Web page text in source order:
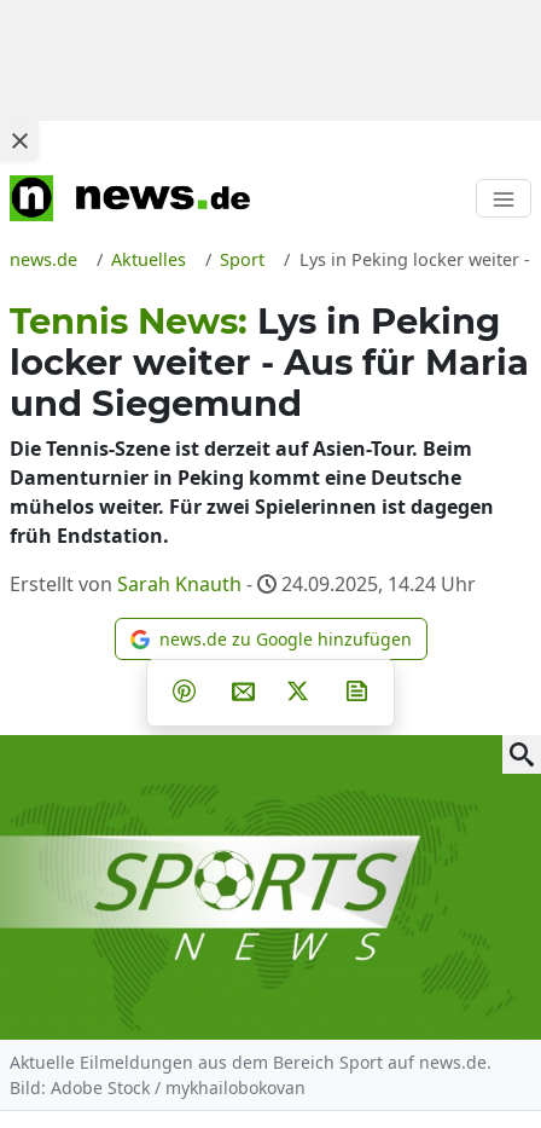
news.de Aktuelles Sport Lys in Peking locker weiter -
Tennis News: Lys in Peking
locker weiter - Aus für Maria
und Siegemund
Die Tennis-Szene ist derzeit auf Asien-Tour. Beim
Damenturnier in Peking kommt eine Deutsche
mühelos weiter. Für zwei Spielerinnen ist dagegen
früh Endstation.
Erstellt von Sarah Knauth - 24.09.2025, 14.24 Uhr
news.de zu Google
news.de zu Google hinzufügen
Teilen auf Facebook
Teilen auf Whatsapp
Teilen auf Telegram
Teilen auf Pinterest
Per E-Mail teilen
Post auf X
Aktuelle Eilmeldungen aus dem Bereich Sport auf news.de.
Bild: Adobe Stock / mykhailobokovan